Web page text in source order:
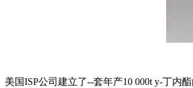
美国ISP公司建立了--套年产10 000t y-丁内